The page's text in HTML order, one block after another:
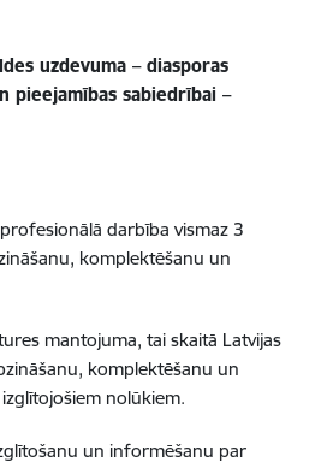
uzdevuma – diasporas
pieejamības sabiedrībai –
darbība vismaz 3
komplektēšanu un
mantojuma, tai skaitā Latvijas
komplektēšanu un
nolūkiem.
un informēšanu par